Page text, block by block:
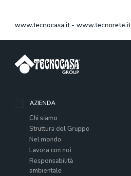
www.tecnocasa.it- www.tecnorete.it
AZIENDA
Chi siamo
Struttura del Gruppo
Nel mondo
Lavora con noi
Responsabilità
ambientale